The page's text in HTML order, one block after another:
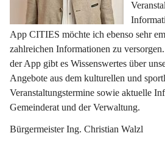
App CITIES möchte ich ebenso sehr
zahlreichen Informationen zu
der App gibt es Wissenswertes über
Angebote aus dem kulturellen und
Veranstaltungstermine sowie aktuelle
Gemeinderat und der Verwaltung.
Bürgermeister Ing. Christian Walzl